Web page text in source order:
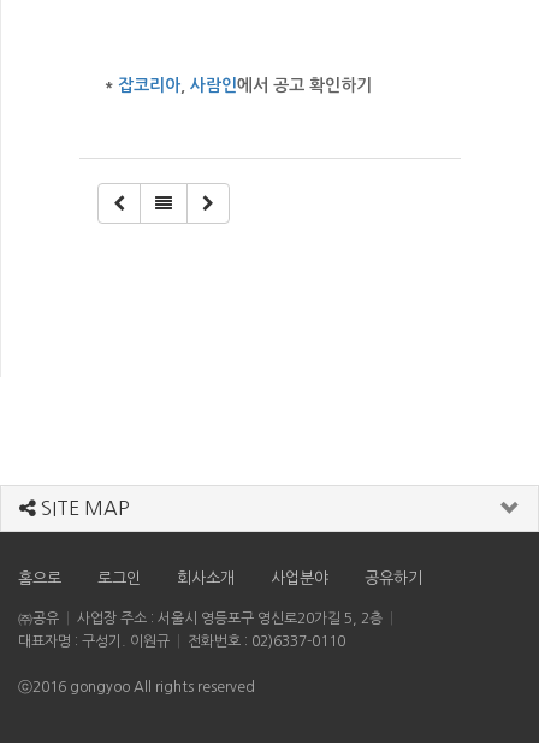
* 잡코리아 사람인에서 공고 확인하기
SITE MAP
홈으로 로그인 회사소개 사업분야 공유하기
㈜공유
사업장 주소 : 서울시 영등포구 영신로20가길 5, 2층
대표자명 : 구성기. 이원규
전화번호 : 02)6337-0110
ⓒ2016 gongyoo All rights reserved